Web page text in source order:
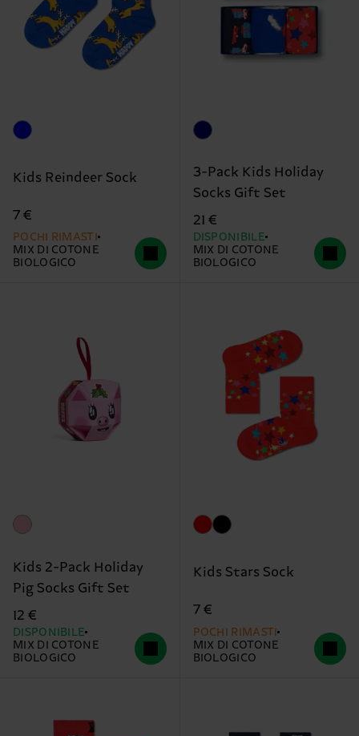
Kids Reindeer Sock
7 €
POCHI RIMASTI
MIX DI COTONE
BIOLOGICO
3-Pack Kids Holiday
Socks Gift Set
21 €
DISPONIBILE
MIX DI COTONE
BIOLOGICO
Kids 2-Pack Holiday
Pig Socks Gift Set
12 €
DISPONIBILE
MIX DI COTONE
BIOLOGICO
Kids Stars Sock
7 €
POCHI RIMASTI
MIX DI COTONE
BIOLOGICO